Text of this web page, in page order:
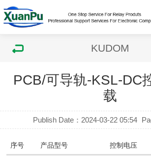
KUDOM
PCB/可导轨-KSL-DC
载
Publish Date：2024-03-22 05:54
序号 产品型号 控制电压